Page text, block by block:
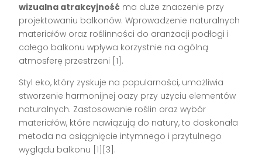
wizualna atrakcyjność ma duże znaczenie przy
projektowaniu balkonów. Wprowadzenie naturalnych
materiałów oraz roślinności do aranżacji podłogi i
całego balkonu wpływa korzystnie na ogólną
atmosferę przestrzeni [1].
Styl eko, który zyskuje na popularności, umożliwia
stworzenie harmonijnej oazy przy użyciu elementów
naturalnych. Zastosowanie roślin oraz wybór
materiałów, które nawiązują do natury, to doskonała
metoda na osiągnięcie intymnego i przytulnego
wyglądu balkonu [1][3].